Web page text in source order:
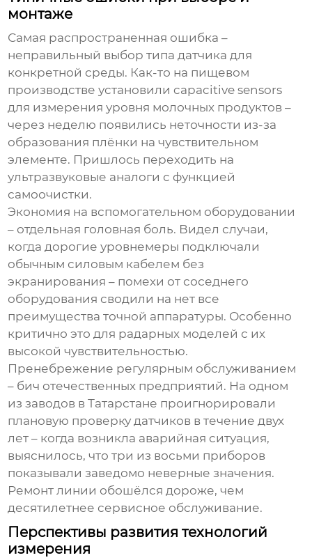
монтаже
Самая распространенная ошибка –
неправильный выбор типа датчика для
конкретной среды. Как-то на пищевом
производстве установили capacitive sensors
для измерения уровня молочных продуктов –
через неделю появились неточности из-за
образования плёнки на чувствительном
элементе. Пришлось переходить на
ультразвуковые аналоги с функцией
самоочистки.
Экономия на вспомогательном оборудовании
– отдельная головная боль. Видел случаи,
когда дорогие уровнемеры подключали
обычным силовым кабелем без
экранирования – помехи от соседнего
оборудования сводили на нет все
преимущества точной аппаратуры. Особенно
критично это для радарных моделей с их
высокой чувствительностью.
Пренебрежение регулярным обслуживанием
– бич отечественных предприятий. На одном
из заводов в Татарстане проигнорировали
плановую проверку датчиков в течение двух
лет – когда возникла аварийная ситуация,
выяснилось, что три из восьми приборов
показывали заведомо неверные значения.
Ремонт линии обошёлся дороже, чем
десятилетнее сервисное обслуживание.
Перспективы развития технологий
измерения